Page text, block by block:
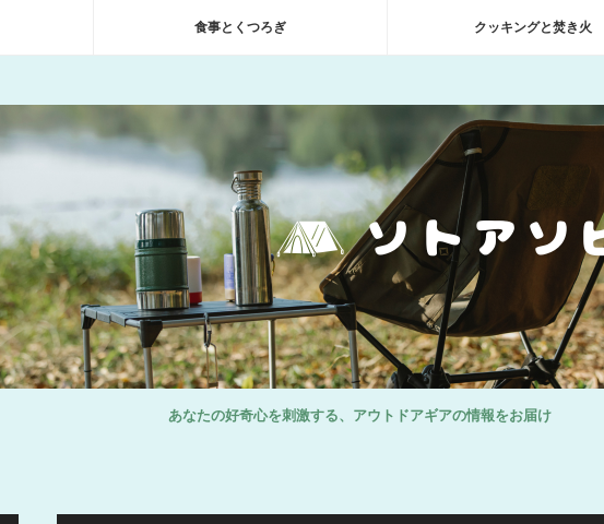
食事とくつろぎ クッキングと焚き火
あなたの好奇心を刺激する、アウトドアギアの情報をお届け